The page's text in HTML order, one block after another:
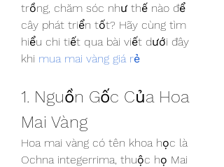
trồng, chăm sóc như thế nào để
cây phát triển tốt? Hãy cùng tìm
hiểu chi tiết qua bài viết dưới đây
khi mua mai vàng giá rẻ
1. Nguồn Gốc Của Hoa
Mai Vàng
Hoa mai vàng có tên khoa học là
Ochna integerrima, thuộc họ Mai